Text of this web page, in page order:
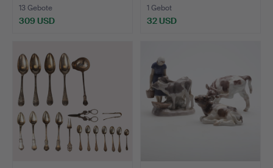
13 Gebote
309 USD
1 Gebot
32 USD